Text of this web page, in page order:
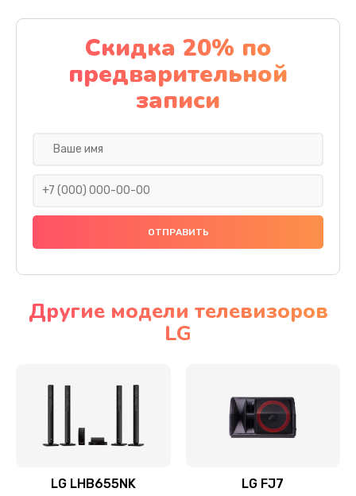
Заказать
Замена дисплея (экрана)
2000 руб.
Заказать
Ремонт платы электроники
Прошивка
Ремонт механики привода
Ремонт / замена кнопок, клавиш, индикаторов,
Скидка 20% по
предварительной
записи
Другие модели телевизоров
LG
LG LHB655NK LG FJ7